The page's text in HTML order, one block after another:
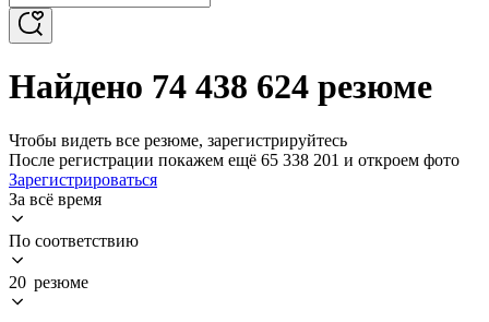
Найдено 74 438 624 резюме
Чтобы видеть все резюме, зарегистрируйтесь
После регистрации покажем ещё 65 338 201 и откроем фото
Зарегистрироваться
За всё время
По соответствию
20 резюме